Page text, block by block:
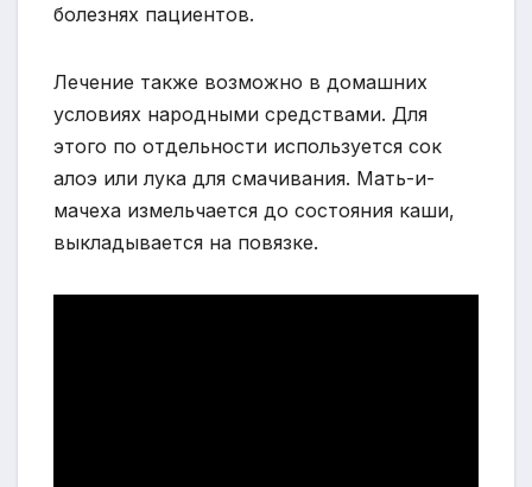
болезнях пациентов.
Лечение также возможно в домашних
условиях народными средствами. Для
этого по отдельности используется сок
алоэ или лука для смачивания. Мать-и-
мачеха измельчается до состояния каши,
выкладывается на повязке.